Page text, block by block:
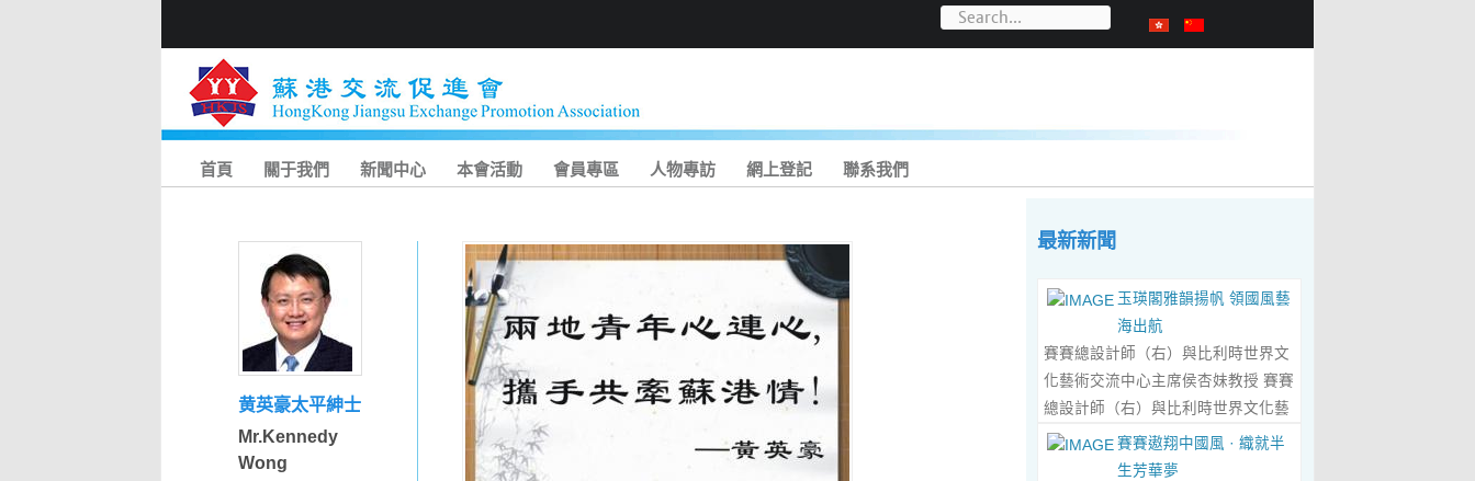
首頁 關于我們 新聞中心 本會活動 會員專區 人物專訪 網上登記 聯系我們
黄英豪太平紳士
Mr.Kennedy
Wong
最新新聞
玉瑛閣雅韻揚帆 領國風藝
海出航
賽賽總設計師（右）與比利時世界文
化藝術交流中心主席侯杏妹教授 賽賽
總設計師（右）與比利時世界文化藝
術交流中心主席侯杏妹教授及其題詞
合影留念 ‍ 賽賽/文 ‍ 近日有幸與比利
賽賽遨翔中國風 · 織就半
生芳華夢